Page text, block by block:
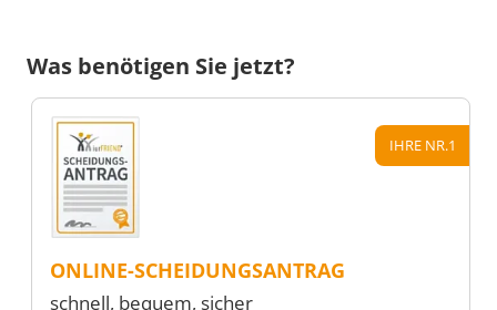
Was benötigen Sie jetzt?
IHRE NR.1
ONLINE-SCHEIDUNGSANTRAG
schnell, bequem, sicher